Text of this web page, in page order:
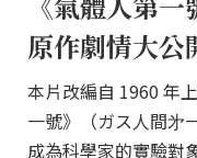
原作劇情大公
本片改編自 1960 年
一號》（ガス人間㐧
成為科學家的實驗對